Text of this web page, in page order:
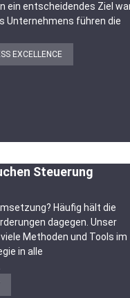
ein entscheidendes Ziel
Unternehmens führen die
EXCELLENCE
Steuerung
Häufig hält die
dagegen. Unser
Methoden und Tools im
in alle